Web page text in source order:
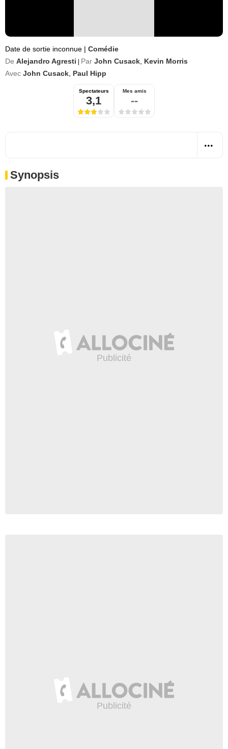
Date de sortie inconnue | Comédie
De Alejandro Agresti Par John Cusack Kevin Morris
Avec John Cusack Paul Hipp
Spectateurs
3,1
Mes amis
--
Synopsis